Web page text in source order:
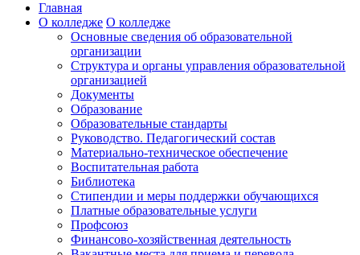
Главная
О колледже О колледже
Основные сведения об образовательной
организации
Структура и органы управления образовательной
организацией
Документы
Образование
Образовательные стандарты
Руководство. Педагогический состав
Материально-техническое обеспечение
Воспитательная работа
Библиотека
Стипендии и меры поддержки обучающихся
Платные образовательные услуги
Профсоюз
Финансово-хозяйственная деятельность